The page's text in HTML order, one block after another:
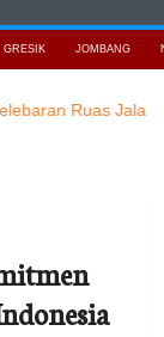
GRESIK JOMBANG
Jalan